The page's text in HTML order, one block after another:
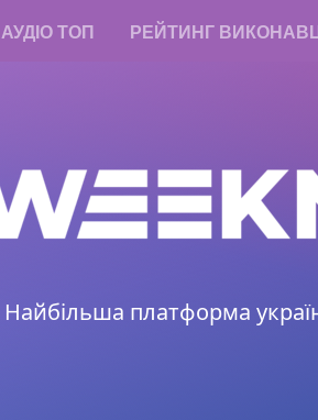
АУДІО ТОП РЕЙТИНГ
Найбільша платформа